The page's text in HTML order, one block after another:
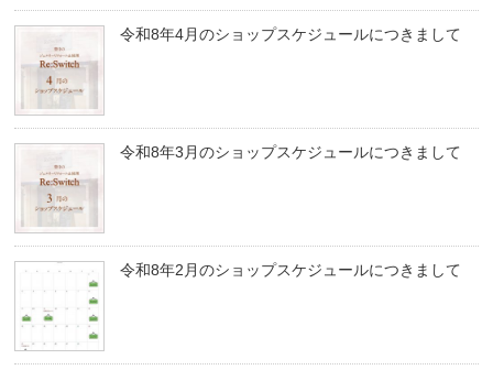
令和8年4月のショップスケジュールにつきまして
令和8年3月のショップスケジュールにつきまして
令和8年2月のショップスケジュールにつきまして